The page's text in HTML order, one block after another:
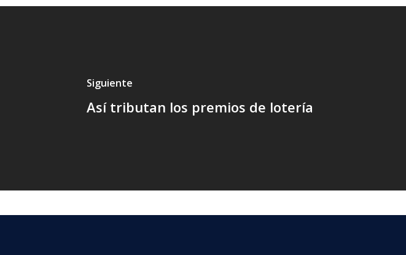
Siguiente
Así tributan los premios de lotería